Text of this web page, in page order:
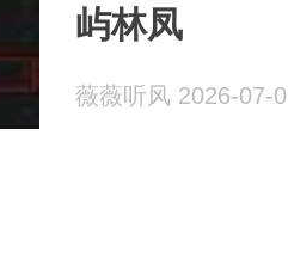
屿林凤
薇薇听风 2026-07-